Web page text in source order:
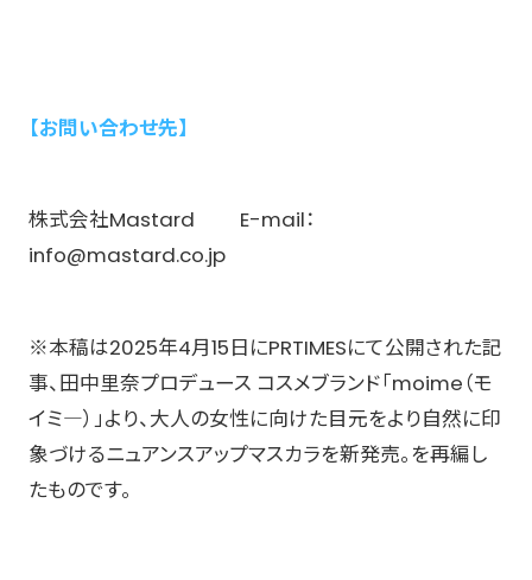
【お問い合わせ先】
株式会社Mastard E-mail：
info@mastard.co.jp
※本稿は2025年4月15日にPRTIMESにて公開された記
事、田中里奈プロデュース コスメブランド「moime（モ
イミ―）」より、大人の女性に向けた目元をより自然に印
象づけるニュアンスアップマスカラを新発売。を再編し
たものです。